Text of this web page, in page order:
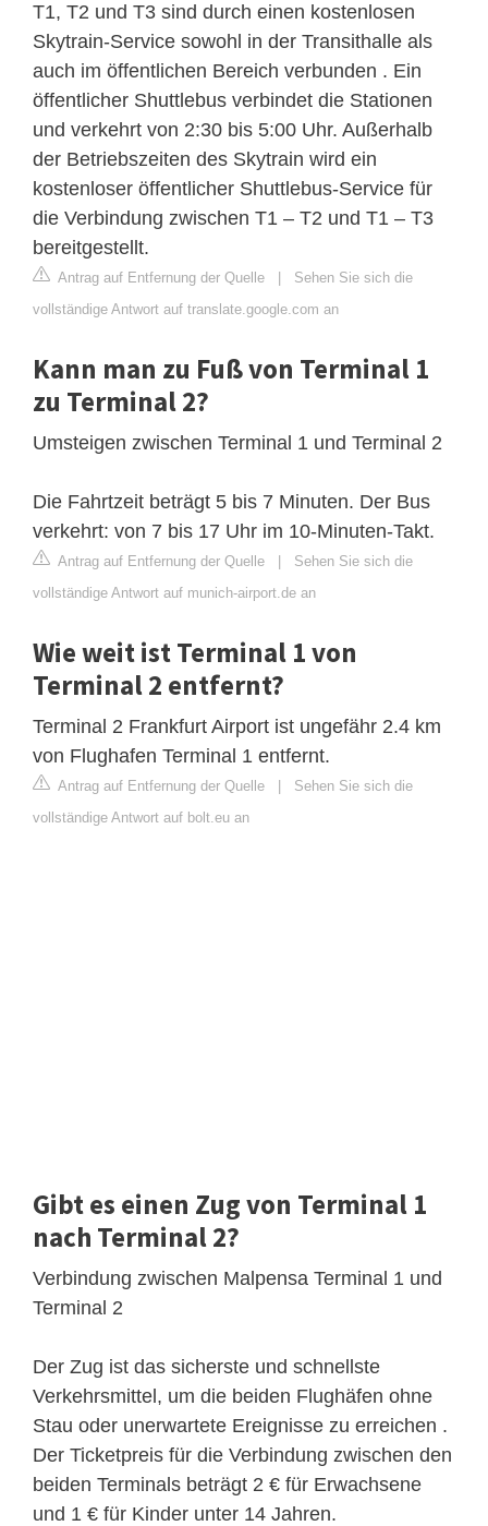
T1, T2 und T3 sind durch einen kostenlosen
Skytrain-Service sowohl in der Transithalle als
auch im öffentlichen Bereich verbunden . Ein
öffentlicher Shuttlebus verbindet die Stationen
und verkehrt von 2:30 bis 5:00 Uhr. Außerhalb
der Betriebszeiten des Skytrain wird ein
kostenloser öffentlicher Shuttlebus-Service für
die Verbindung zwischen T1 – T2 und T1 – T3
bereitgestellt.
Antrag auf Entfernung der Quelle | Sehen Sie sich die
vollständige Antwort auf translate.google.com an
Kann man zu Fuß von Terminal 1
zu Terminal 2?
Umsteigen zwischen Terminal 1 und Terminal 2
Die Fahrtzeit beträgt 5 bis 7 Minuten. Der Bus
verkehrt: von 7 bis 17 Uhr im 10-Minuten-Takt.
Antrag auf Entfernung der Quelle | Sehen Sie sich die
vollständige Antwort auf munich-airport.de an
Wie weit ist Terminal 1 von
Terminal 2 entfernt?
Terminal 2 Frankfurt Airport ist ungefähr 2.4 km
von Flughafen Terminal 1 entfernt.
Antrag auf Entfernung der Quelle | Sehen Sie sich die
vollständige Antwort auf bolt.eu an
Gibt es einen Zug von Terminal 1
nach Terminal 2?
Verbindung zwischen Malpensa Terminal 1 und
Terminal 2
Der Zug ist das sicherste und schnellste
Verkehrsmittel, um die beiden Flughäfen ohne
Stau oder unerwartete Ereignisse zu erreichen .
Der Ticketpreis für die Verbindung zwischen den
beiden Terminals beträgt 2 € für Erwachsene
und 1 € für Kinder unter 14 Jahren.